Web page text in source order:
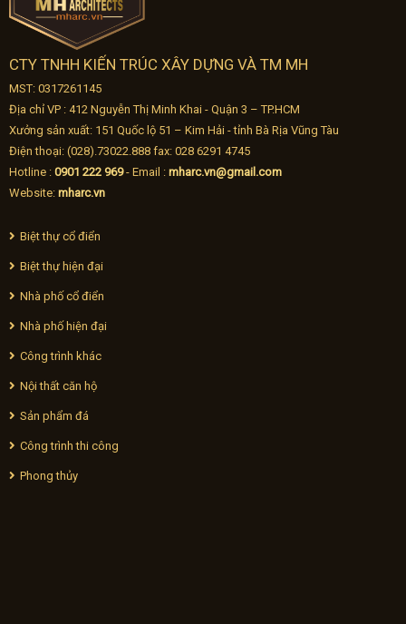
CTY TNHH KIẾN TRÚC XÂY DỰNG VÀ TM MH
MST: 0317261145
Địa chỉ VP : 412 Nguyễn Thị Minh Khai - Quận 3 – TP.HCM
Xưởng sản xuất: 151 Quốc lộ 51 – Kim Hải - tỉnh Bà Rịa Vũng Tàu
Điện thoại: (028).73022.888 fax: 028 6291 4745
Hotline : 0901 222 969- Email : mharc.vn@gmail.com
Website: mharc.vn
Biệt thự cổ điển
Biệt thự hiện đại
Nhà phố cổ điển
Nhà phố hiện đại
Công trình khác
Nội thất căn hộ
Sản phẩm đá
Công trình thi công
Phong thủy